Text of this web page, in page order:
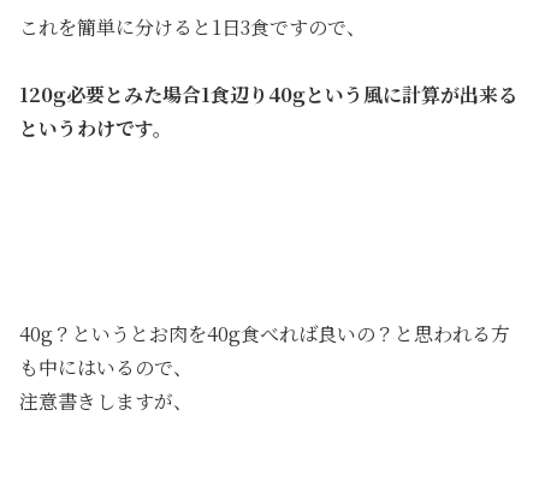
これを簡単に分けると1日3食ですので、
120g必要とみた場合1食辺り40gという風に計算が出来る
というわけです。
40g？というとお肉を40g食べれば良いの？と思われる方
も中にはいるので、
注意書きしますが、